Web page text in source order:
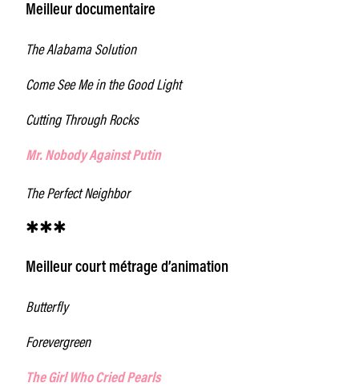
Meilleur documentaire
The Alabama Solution
Come See Me in the Good Light
Cutting Through Rocks
Mr. Nobody Against Putin
The Perfect Neighbor
✱✱✱
Meilleur court métrage d’animation
Butterfly
Forevergreen
The Girl Who Cried Pearls